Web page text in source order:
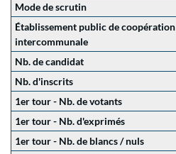
Mode de scrutin
Établissement public de coopération
intercommunale
Nb. de candidat
Nb. d'inscrits
1er tour - Nb. de votants
1er tour - Nb. d'exprimés
1er tour - Nb. de blancs / nuls